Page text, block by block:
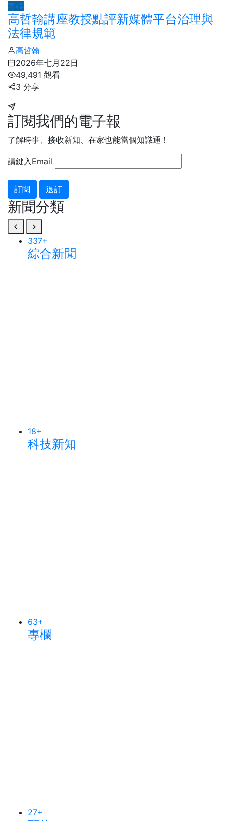
專欄
高哲翰講座教授點評新媒體平台治理與
法律規範
高哲翰
2026年七月22日
49,491 觀看
3 分享
訂閱我們的電子報
了解時事、接收新知、在家也能當個知識通！
請鍵入Email
訂閱 退訂
新聞分類
337+
綜合新聞
18+
科技新知
63+
專欄
27+